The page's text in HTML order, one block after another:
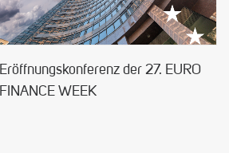
Eröffnungskonferenz der 27. EURO
FINANCE WEEK